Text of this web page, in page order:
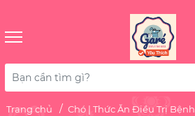
Trang chủ Chó | Thức Ăn Điều Trị Bệnh